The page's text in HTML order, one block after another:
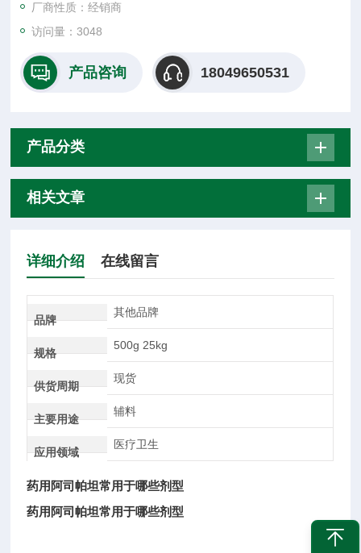
厂商性质：经销商
访问量：3048
产品咨询 18049650531
产品分类
相关文章
详细介绍 在线留言
品牌
其他品牌
规格
500g 25kg
供货周期
现货
主要用途
辅料
应用领域
医疗卫生
药用阿司帕坦常用于哪些剂型
药用阿司帕坦常用于哪些剂型